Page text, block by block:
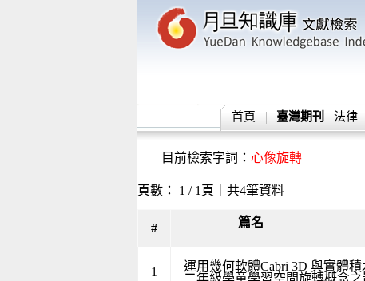
首頁 臺灣期刊 法律
目前檢索字詞： 心像旋轉
頁數： 1 / 1頁｜共4筆資料
# 篇名
1
運用幾何軟體Cabri 3D 與實體
二年級學童學習空間旋轉概念